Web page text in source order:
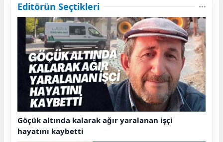
Editörün Seçtikleri
Göçük altında kalarak ağır yaralanan işçi
hayatını kaybetti